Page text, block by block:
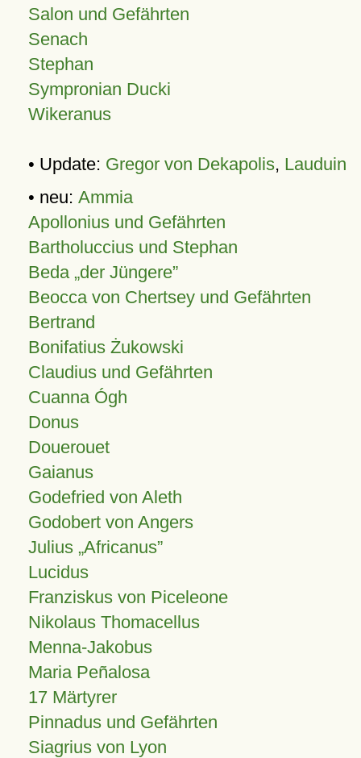
Salon und Gefährten
Senach
Stephan
Sympronian Ducki
Wikeranus
• Update: Gregor von Dekapolis, Lauduin
• neu: Ammia
Apollonius und Gefährten
Bartholuccius und Stephan
Beda „der Jüngere”
Beocca von Chertsey und Gefährten
Bertrand
Bonifatius Żukowski
Claudius und Gefährten
Cuanna Ógh
Donus
Douerouet
Gaianus
Godefried von Aleth
Godobert von Angers
Julius Africanus
Lucidus
Franziskus von Piceleone
Nikolaus Thomacellus
Menna-Jakobus
Maria Peñalosa
17 Märtyrer
Pinnadus und Gefährten
Siagrius von Lyon